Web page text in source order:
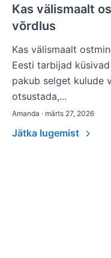
Kas välismaalt
võrdlus
Kas välismaalt
Eesti tarbijad
pakub selget kulude
otsustada,...
Amanda · märts 27, 2026
Jätka lugemist